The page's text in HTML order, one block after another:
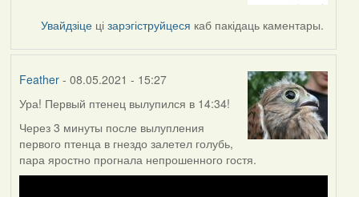
Увайдзіце цізарэгіструйцеся каб пакідаць каментары.
Feather- 08.05.2021 - 15:27
Ура! Первый птенец вылупился в 14:34!
Через 3 минуты после вылупления
первого птенца в гнездо залетел голубь,
пара яростно прогнала непрошенного гостя.